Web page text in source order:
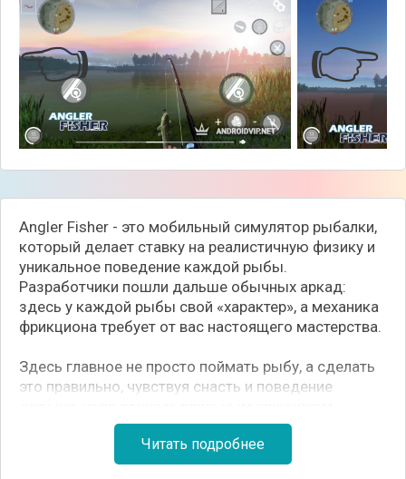
👈 👉
Angler Fisher - это мобильный симулятор рыбалки,
который делает ставку на реалистичную физику и
уникальное поведение каждой рыбы.
Разработчики пошли дальше обычных аркад:
здесь у каждой рыбы свой «характер», а механика
фрикциона требует от вас настоящего мастерства.
Здесь главное не просто поймать рыбу, а сделать
это правильно, чувствуя снасть и поведение
рыбной ловли: от выбора наживки до тонкой
настройки катушки. Это баланс между
расслабляющим ожиданием и азартом борьбы с
Читать подробнее